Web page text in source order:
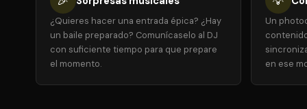
¿Quieres hacer una entrada épica? ¿Hay
un baile preparado? Comunícaselo al DJ
con suficiente tiempo para que prepare
el momento.
Un
en ese